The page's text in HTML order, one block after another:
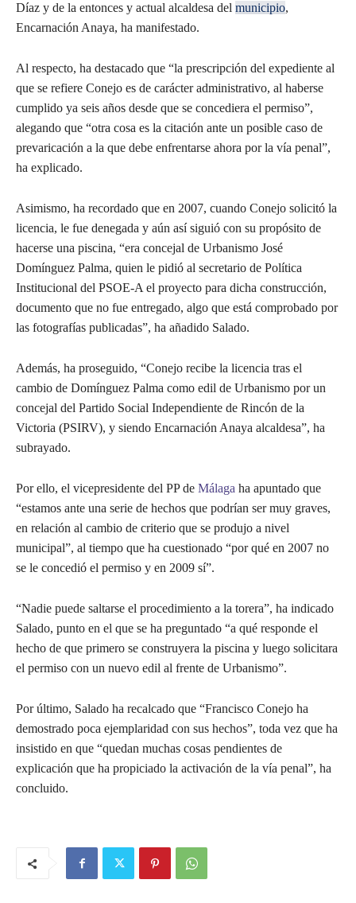
Díaz y de la entonces y actual alcaldesa del municipio,
Encarnación Anaya, ha manifestado.
Al respecto, ha destacado que “la prescripción del expediente al
que se refiere Conejo es de carácter administrativo, al haberse
cumplido ya seis años desde que se concediera el permiso”,
alegando que “otra cosa es la citación ante un posible caso de
prevaricación a la que debe enfrentarse ahora por la vía penal”,
ha explicado.
Asimismo, ha recordado que en 2007, cuando Conejo solicitó la
licencia, le fue denegada y aún así siguió con su propósito de
hacerse una piscina, “era concejal de Urbanismo José
Domínguez Palma, quien le pidió al secretario de Política
Institucional del PSOE-A el proyecto para dicha construcción,
documento que no fue entregado, algo que está comprobado por
las fotografías publicadas”, ha añadido Salado.
Además, ha proseguido, “Conejo recibe la licencia tras el
cambio de Domínguez Palma como edil de Urbanismo por un
concejal del Partido Social Independiente de Rincón de la
Victoria (PSIRV), y siendo Encarnación Anaya alcaldesa”, ha
subrayado.
Por ello, el vicepresidente del PP de Málaga ha apuntado que
“estamos ante una serie de hechos que podrían ser muy graves,
en relación al cambio de criterio que se produjo a nivel
municipal”, al tiempo que ha cuestionado “por qué en 2007 no
se le concedió el permiso y en 2009 sí”.
“Nadie puede saltarse el procedimiento a la torera”, ha indicado
Salado, punto en el que se ha preguntado “a qué responde el
hecho de que primero se construyera la piscina y luego solicitara
el permiso con un nuevo edil al frente de Urbanismo”.
Por último, Salado ha recalcado que “Francisco Conejo ha
demostrado poca ejemplaridad con sus hechos”, toda vez que ha
insistido en que “quedan muchas cosas pendientes de
explicación que ha propiciado la activación de la vía penal”, ha
concluido.